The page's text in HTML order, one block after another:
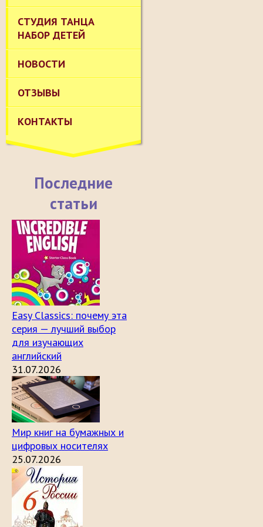
СТУДИЯ ТАНЦА
НАБОР ДЕТЕЙ
НОВОСТИ
ОТЗЫВЫ
КОНТАКТЫ
Последние
статьи
Easy Classics: почему эта
серия — лучший выбор
для изучающих
английский
31.07.2026
Мир книг на бумажных и
цифровых носителях
25.07.2026